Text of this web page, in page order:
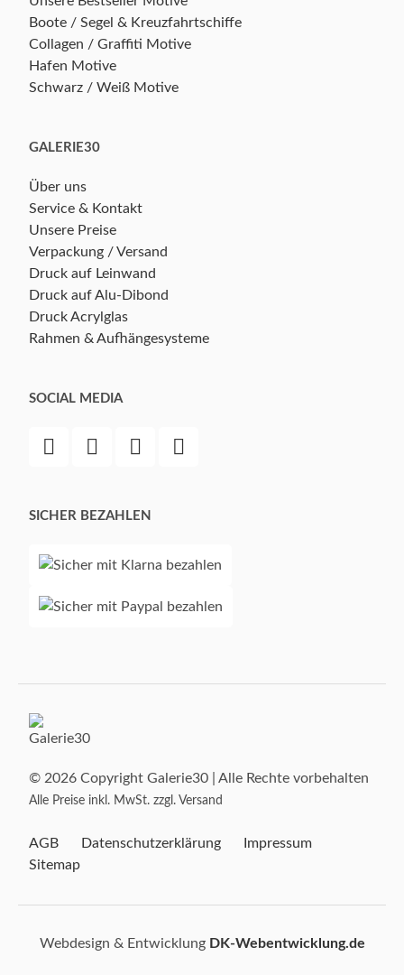
Boote / Segel & Kreuzfahrtschiffe
Collagen / Graffiti Motive
Hafen Motive
Schwarz / Weiß Motive
GALERIE30
Über uns
Service & Kontakt
Unsere Preise
Verpackung / Versand
Druck auf Leinwand
Druck auf Alu-Dibond
Druck Acrylglas
Rahmen & Aufhängesysteme
SOCIAL MEDIA
SICHER BEZAHLEN
© 2026 Copyright Galerie30 | Alle Rechte vorbehalten
Alle Preise inkl. MwSt. zzgl. Versand
AGB Datenschutzerklärung
Impressum
Sitemap
Webdesign & Entwicklung DK-Webentwicklung.de